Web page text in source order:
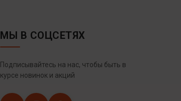
МЫ В СОЦСЕТЯХ
Подписывайтесь на нас, чтобы быть в
курсе новинок и акций